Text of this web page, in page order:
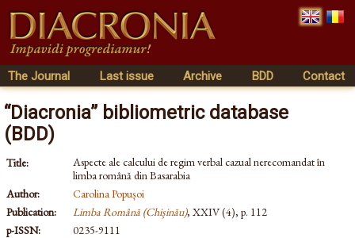
The Journal Last issue Archive BDD Contact
“Diacronia” bibliometric database
(BDD)
Title:
Aspecte ale calcului de regim verbal cazual nerecomandat în
limba română din Basarabia
Author:
Carolina Popușoi
Publication:
Limba Română (Chișinău), XXIV (4), p. 112
p-ISSN:
0235-9111